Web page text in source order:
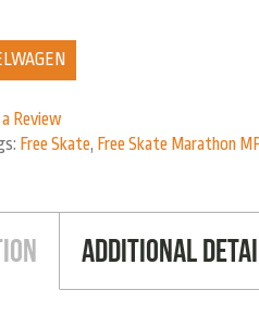
Review
Free Skate, Free Skate Marathon
Additional